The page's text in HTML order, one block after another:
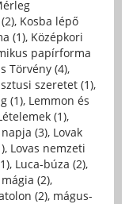
, Kosba lépő
(1), Középkori
papírforma
Törvény (4),
szeretet (1),
(1), Lemmon és
(1),
(3), Lovak
, Lovas nemzeti
, Luca-búza (2),
mágia (2),
(2), mágus-